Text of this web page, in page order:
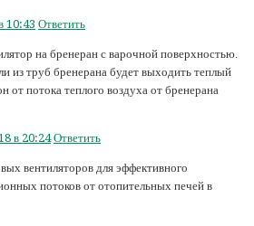
10:43 Ответить
на бренеран с варочной поверхностью.
из труб бренерана будет выходить теплый
от потока теплого воздуха от бренерана
в 20:24 Ответить
вентиляторов для эффективного
потоков от отопительных печей в